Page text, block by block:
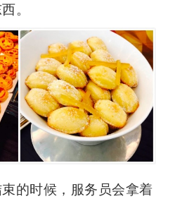
。
的时候，服务员会拿着